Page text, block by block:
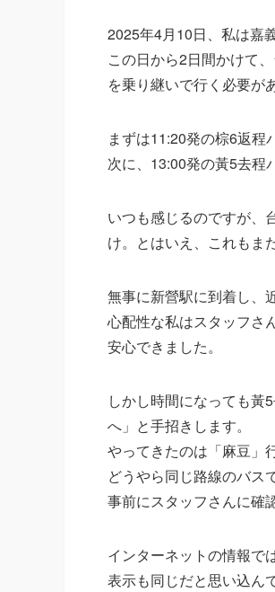
2025年4月10日、私は嘉
この日から2日間かけて
を乗り継いで行く必要が
まずは11:20発の棕6返程
次に、13:00発の黃5去程
いつも感じるのですが、
け。とはいえ、これもま
無事に新營駅に到着し、
心配性な私はスタッフさ
安心できました。
しかし時間になっても黃
へ」と手招きします。
やってきたのは「麻豆」
どうやら同じ路線のバス
事前にスタッフさんに確
インターネットの情報
表示も同じだと思い込ん